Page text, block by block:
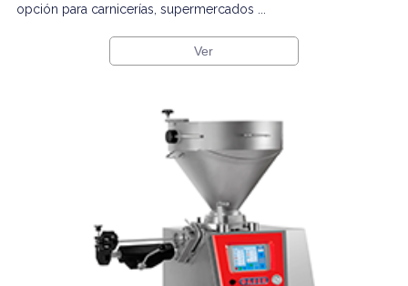
opción para carnicerías, supermercados ...
Ver